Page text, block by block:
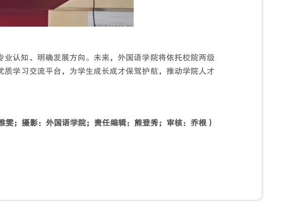
认知、明确发展方向。未来，外国语学院将依托校院两级
学习交流平台，为学生成长成才保驾护航，推动学院人才
雯；摄影：外国语学院；责任编辑：熊登秀；审核：乔根）